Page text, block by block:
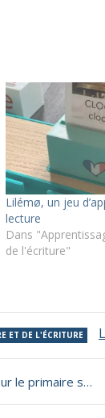
Lilémø, un jeu
lecture
Dans
de l'écriture"
ET DE L'ÉCRITURE
sur WebJunior